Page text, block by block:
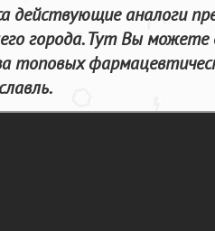
действующие аналоги
города. Тут Вы можете
топовых